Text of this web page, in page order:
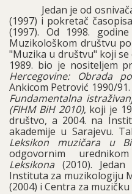
Jedan je od osnivača
(1997) i pokretač
(1997). Od 1998.
Muzikološkom društvu
"Muzika u društvu" koji se
1989. bio je nositeljem
Hercegovine: Obrada
Ankicom Petrović 1990/
Fundamentalna
(FIHM BiH 2010), koji je
društvo, a 2004. na
akademije u Sarajevu.
Leksikon muzičara u
odgovornim
Leksikona (2010).
Instituta za muzikologiju
(2004) i Centra za